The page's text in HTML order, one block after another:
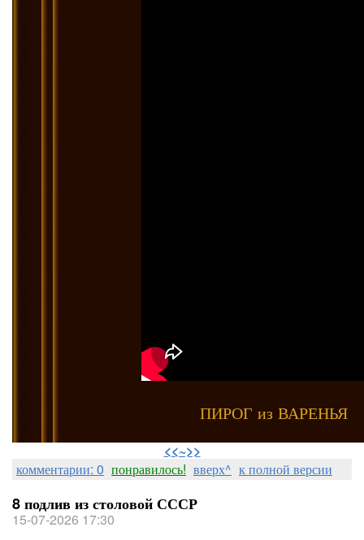
ПИРОГ из ВАРЕНЬЯ
<<~>>
комментарии: 0 понравилось! вверх^ к полной версии
8 подлив из столовой СССР
15-07-2026 17:30